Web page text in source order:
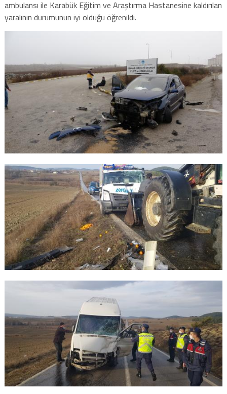
ambulansı ile Karabük Eğitim ve Araştırma Hastanesine kaldırılan
yaralının durumunun iyi olduğu öğrenildi.